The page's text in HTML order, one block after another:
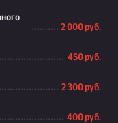
2 000 руб.
450 руб.
2 300 руб.
400 руб.